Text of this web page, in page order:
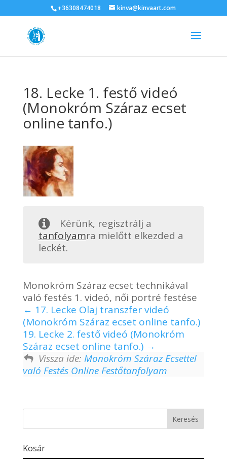
+36308474018 kinva@kinvaart.com
18. Lecke 1. festő videó
(Monokróm Száraz ecset
online tanfo.)
Kérünk, regisztrálj a
tanfolyamra mielőtt elkezded a
leckét.
Monokróm Száraz ecset technikával
való festés 1. videó, női portré festése
17. Lecke Olaj transzfer videó
(Monokróm Száraz ecset online tanfo.)
19. Lecke 2. festő videó (Monokróm
Száraz ecset online tanfo.)
Vissza ide: Monokróm Száraz Ecsettel
való Festés Online Festőtanfolyam
Kosár